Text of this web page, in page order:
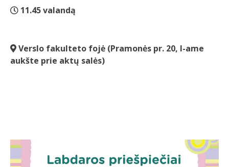
11.45 valandą
Verslo fakulteto fojė (Pramonės pr. 20, I-ame
aukšte prie aktų salės)